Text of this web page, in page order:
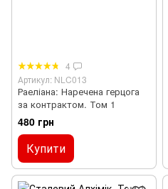
4
Артикул: NLC013
Раеліана: Наречена герцога
за контрактом. Том 1
480 грн
Купити